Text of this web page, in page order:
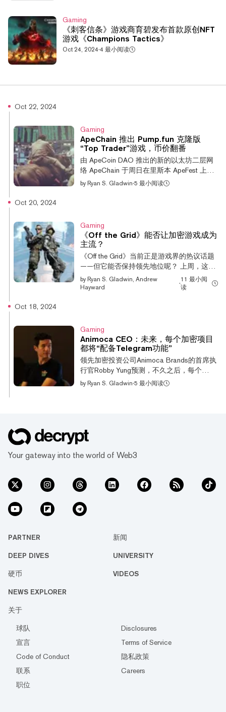
Gaming
《刺客信条》游戏商育碧发布首款原创NFT
游戏《Champions Tactics》
Oct 24, 2024·4 最小阅读
Oct 22, 2024
Gaming
ApeChain 推出 Pump.fun 克隆版
“Top Trader”游戏，币价翻番
由 ApeCoin DAO 推出的新的以太坊二层网
络 ApeChain 于周日在里斯本 ApeFest 上
线，导致 APE 币价翻倍。备受期待的无聊猿
Arbitrum 技术来支持新的扩容网络，击败了
Polygon 和 zkSync 等其他以太坊扩容方案。
此前，无聊猿创作者 Yuga Labs 曾公开建议
DAO 推出自己的链，以避免以太坊主网费用
飙升。 八个月后，ApeChain 终于上线，支
持抽象账户创建、燃料赞助交易，并首次使
用 LayerZero 的 Omnichain Fungible
All for the ‘ApeChain’ ApeChain 原生货币
ApeCoin 在上线后价格翻倍，从约 0.75 美
元跃升至周一早些时候的最高点...
by Ryan S. Gladwin·5 最小阅读
Oct 20, 2024
Gaming
《Off the Grid》能否让加密游戏成为
主流？
《Off the Grid》当前正是游戏界的热议话题
——但它能否保持领先地位呢？ 上周，这款
大逃杀游戏（以抢先体验版推出）迅速成为
Epic Games Store上最受欢迎的免费游戏，
体验中，并配备能赋予他们强大能力的机械
四肢。 然而，许多玩家并不知道，《Off the
Grid》实际上是一款基于Avalanche的加密游
戏。在其目前的抢先体验状态下，加密元素
尚未完全实现——但游戏的GUN代币正在开
并在市场上交易。 当然，在Decrypt的GG这
持这种热度。 5 Viral 'Off the Grid' Clips That
Ryan：在我评审...
by Ryan S. Gladwin, Andrew
Hayward
·
11 最小阅
读
Oct 18, 2024
Gaming
Animoca CEO：未来，每个加密项目
都将“配备Telegram功能”
领先加密投资公司Animoca Brands的首席执
行官Robby Yung预测，不久之后，每个
Web3项目都将配备Telegram体验。这一预
定Telegram用户引导策略，因为它代表了分
销、广告和营销的载体。它是用户获取漏斗
的顶端，”Yung在伦敦的Zebu Live活动上告
充说，这可能以多种形式出现，对于一些人
来说，这可能是一款游戏，能帮助吸引用户
参与项目，然后再将他们引导至核心体验；
或者，它也可能只是一个聊天工具，帮助教
育游戏生态系统，它创建了一款点击即可赚
钱的Telegram游戏，以吸引用户参与其核心
月度用户，这些用户可以被引导至其他产
by Ryan S. Gladwin·5 最小阅读
Your gateway into the world of Web3
PARTNER 新闻
DEEP DIVES UNIVERSITY
硬币 VIDEOS
NEWS EXPLORER
关于
球队
Disclosures
宣言
Terms of Service
Code of Conduct
隐私政策
联系
Careers
职位